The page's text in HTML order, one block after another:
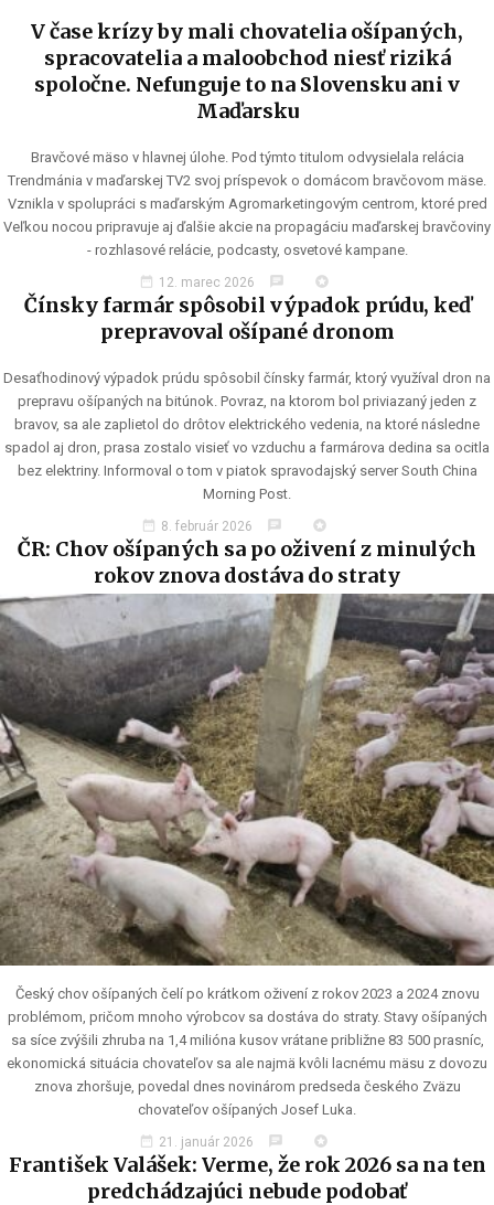
V čase krízy by mali chovatelia ošípaných,
spracovatelia a maloobchod niesť riziká
spoločne. Nefunguje to na Slovensku ani v
Maďarsku
Bravčové mäso v hlavnej úlohe. Pod týmto titulom odvysielala relácia
Trendmánia v maďarskej TV2 svoj príspevok o domácom bravčovom mäse.
Vznikla v spolupráci s maďarským Agromarketingovým centrom, ktoré pred
Veľkou nocou pripravuje aj ďalšie akcie na propagáciu maďarskej bravčoviny
- rozhlasové relácie, podcasty, osvetové kampane.
date_range 12. marec 2026 chat stars
Čínsky farmár spôsobil výpadok prúdu, keď
prepravoval ošípané dronom
Desaťhodinový výpadok prúdu spôsobil čínsky farmár, ktorý využíval dron na
prepravu ošípaných na bitúnok. Povraz, na ktorom bol priviazaný jeden z
bravov, sa ale zaplietol do drôtov elektrického vedenia, na ktoré následne
spadol aj dron, prasa zostalo visieť vo vzduchu a farmárova dedina sa ocitla
bez elektriny. Informoval o tom v piatok spravodajský server South China
Morning Post.
date_range 8. február 2026 chat stars
ČR: Chov ošípaných sa po oživení z minulých
rokov znova dostáva do straty
Český chov ošípaných čelí po krátkom oživení z rokov 2023 a 2024 znovu
problémom, pričom mnoho výrobcov sa dostáva do straty. Stavy ošípaných
sa síce zvýšili zhruba na 1,4 milióna kusov vrátane približne 83 500 prasníc,
ekonomická situácia chovateľov sa ale najmä kvôli lacnému mäsu z dovozu
znova zhoršuje, povedal dnes novinárom predseda českého Zväzu
chovateľov ošípaných Josef Luka.
date_range 21. január 2026 chat stars
František Valášek: Verme, že rok 2026 sa na ten
predchádzajúci nebude podobať